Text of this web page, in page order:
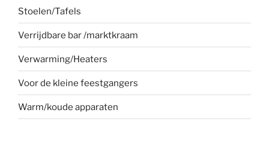
Stoelen/Tafels
Verrijdbare bar /marktkraam
Verwarming/Heaters
Voor de kleine feestgangers
Warm/koude apparaten